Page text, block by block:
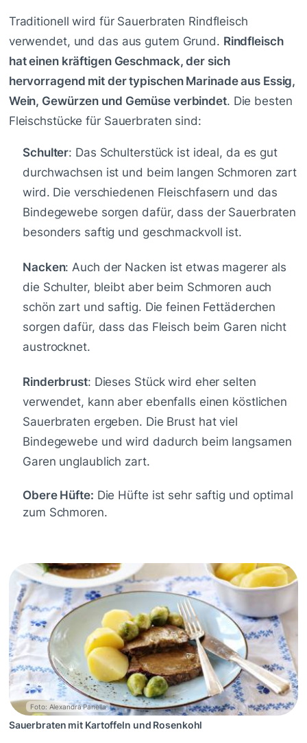
Traditionell wird für Sauerbraten Rindfleisch
verwendet, und das aus gutem Grund. Rindfleisch
hat einen kräftigen Geschmack, der sich
hervorragend mit der typischen Marinade aus Essig,
Wein, Gewürzen und Gemüse verbindet. Die besten
Fleischstücke für Sauerbraten sind:
Schulter: Das Schulterstück ist ideal, da es gut
durchwachsen ist und beim langen Schmoren zart
wird. Die verschiedenen Fleischfasern und das
Bindegewebe sorgen dafür, dass der Sauerbraten
besonders saftig und geschmackvoll ist.
Nacken: Auch der Nacken ist etwas magerer als
die Schulter, bleibt aber beim Schmoren auch
schön zart und saftig. Die feinen Fettäderchen
sorgen dafür, dass das Fleisch beim Garen nicht
austrocknet.
Rinderbrust: Dieses Stück wird eher selten
verwendet, kann aber ebenfalls einen köstlichen
Sauerbraten ergeben. Die Brust hat viel
Bindegewebe und wird dadurch beim langsamen
Garen unglaublich zart.
Obere Hüfte: Die Hüfte ist sehr saftig und optimal
zum Schmoren.
Foto: Alexandra Panella
Sauerbraten mit Kartoffeln und Rosenkohl